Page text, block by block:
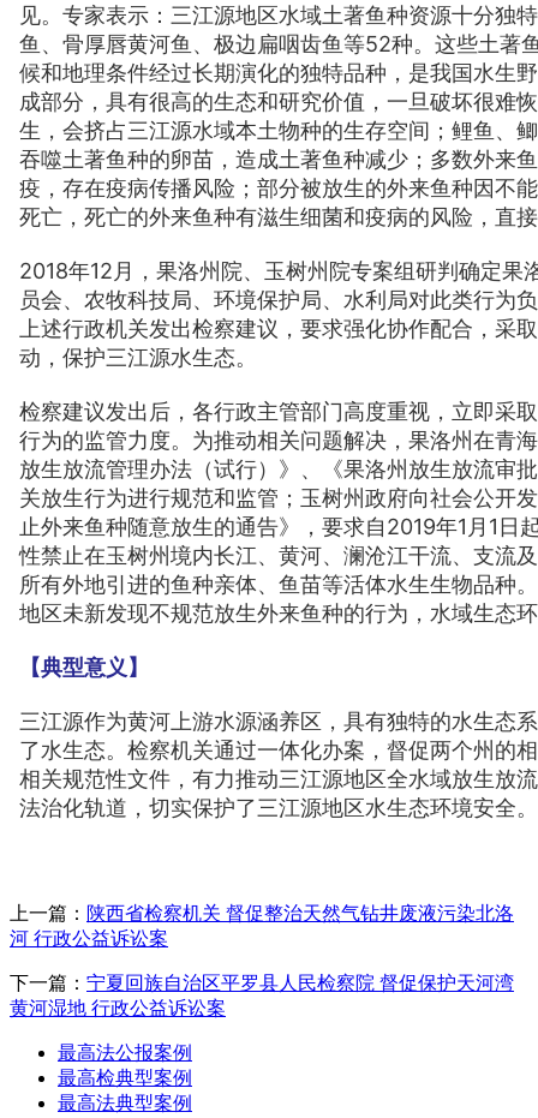
见。专家表示：三江源地区水域土著鱼种资源十分独
鱼、骨厚唇黄河鱼、极边扁咽齿鱼等52种。这些土著
候和地理条件经过长期演化的独特品种，是我国水生
成部分，具有很高的生态和研究价值，一旦破坏很难
生，会挤占三江源水域本土物种的生存空间；鲤鱼、
吞噬土著鱼种的卵苗，造成土著鱼种减少；多数外来
疫，存在疫病传播风险；部分被放生的外来鱼种因不
死亡，死亡的外来鱼种有滋生细菌和疫病的风险，直
2018年12月，果洛州院、玉树州院专案组研判确定果
员会、农牧科技局、环境保护局、水利局对此类行为
上述行政机关发出检察建议，要求强化协作配合，采
动，保护三江源水生态。
检察建议发出后，各行政主管部门高度重视，立即采
行为的监管力度。为推动相关问题解决，果洛州在青
放生放流管理办法（试行）》、《果洛州放生放流审
关放生行为进行规范和监管；玉树州政府向社会公开
止外来鱼种随意放生的通告》，要求自2019年1月1日
性禁止在玉树州境内长江、黄河、澜沧江干流、支流
所有外地引进的鱼种亲体、鱼苗等活体水生生物品种
地区未新发现不规范放生外来鱼种的行为，水域生态
【典型意义】
三江源作为黄河上游水源涵养区，具有独特的水生态
了水生态。检察机关通过一体化办案，督促两个州的
相关规范性文件，有力推动三江源地区全水域放生放
法治化轨道，切实保护了三江源地区水生态环境安全。
上一篇： 陕西省检察机关 督促整治天然气钻井废液污染北洛
河 行政公益诉讼案
下一篇： 宁夏回族自治区平罗县人民检察院 督促保护天河湾
黄河湿地 行政公益诉讼案
最高法公报案例
最高检典型案例
最高法典型案例